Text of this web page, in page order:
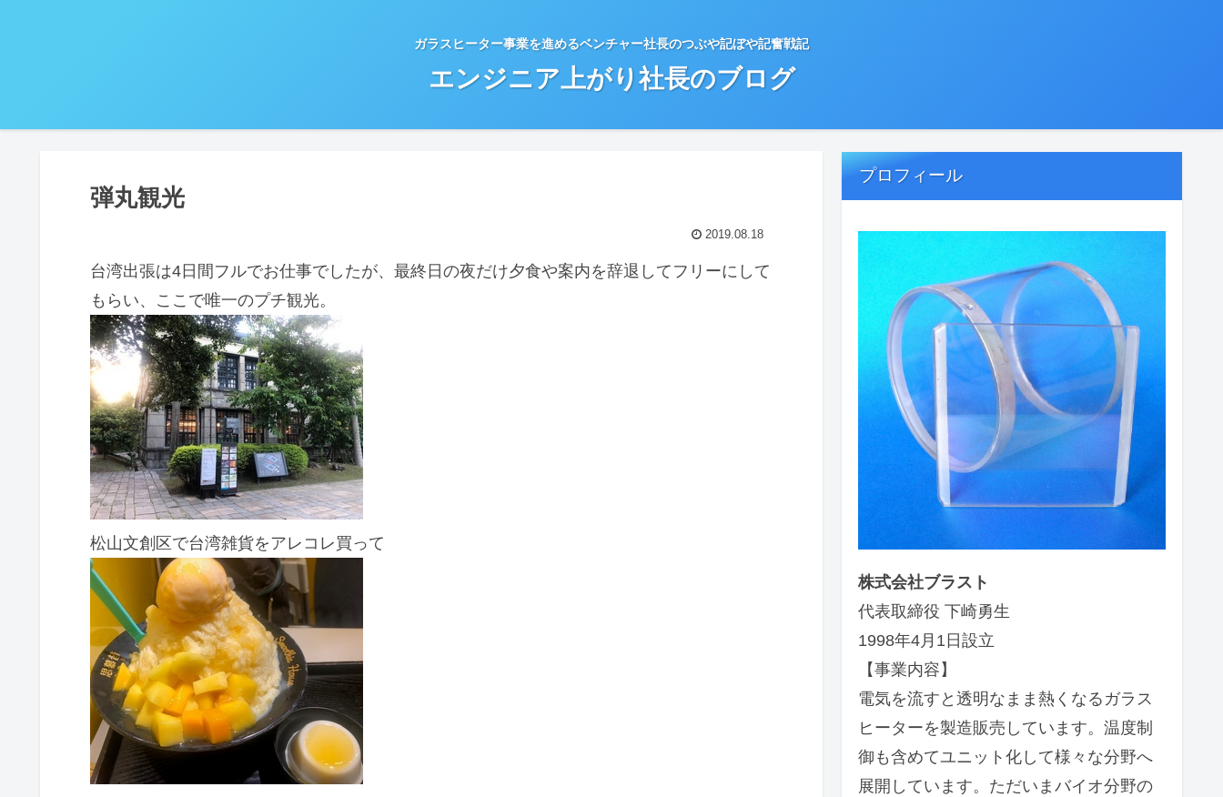
ガラスヒーター事業を進めるベンチャー社長のつぶや記ぼや記奮戦記
エンジニア上がり社長のブログ
弾丸観光
2019.08.18
台湾出張は4日間フルでお仕事でしたが、最終日の夜だけ夕食や案内を辞退してフリーにして
もらい、ここで唯一のプチ観光。
松山文創区で台湾雑貨をアレコレ買って
プロフィール
株式会社ブラスト
代表取締役 下崎勇生
1998年4月1日設立
【事業内容】
電気を流すと透明なまま熱くなるガラス
ヒーターを製造販売しています。温度制
御も含めてユニット化して様々な分野へ
展開しています。ただいまバイオ分野の